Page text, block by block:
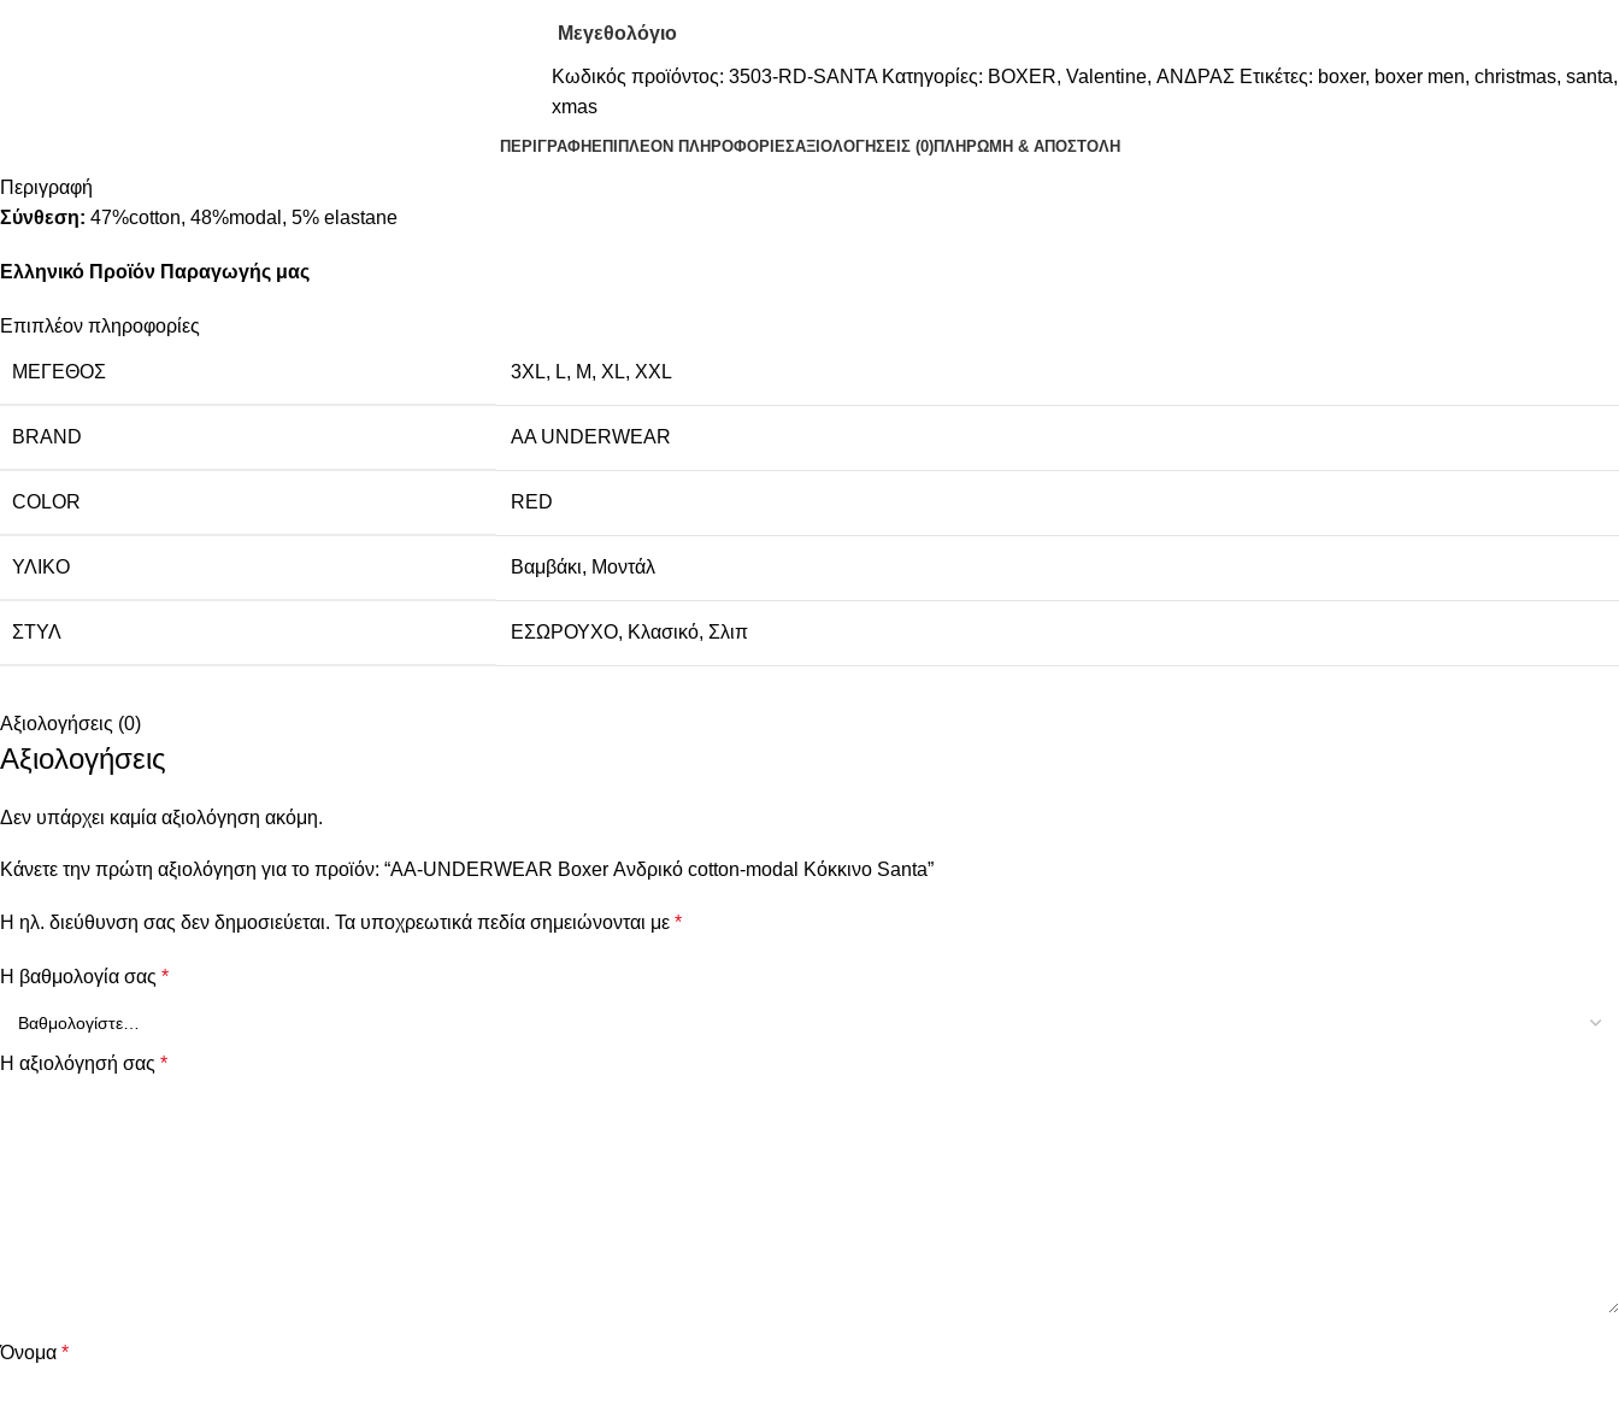
Μεγεθολόγιο
Κωδικός προϊόντος: 3503-RD-SANTA Κατηγορίες: BOXER, Valentine, ΑΝΔΡΑΣ Ετικέτες: boxer, boxer men, christmas, santa,
xmas
ΠΕΡΙΓΡΑΦΉ ΕΠΙΠΛΈΟΝ ΠΛΗΡΟΦΟΡΊΕΣΑΞΙΟΛΟΓΉΣΕΙΣ (0)ΠΛΗΡΩΜΗ & ΑΠΟΣΤΟΛΗ
Περιγραφή
Σύνθεση: 47%cotton, 48%modal, 5% elastane
Ελληνικό Προϊόν Παραγωγής μας
Επιπλέον πληροφορίες
ΜΈΓΕΘΟΣ 3XL, L, M, XL, XXL
BRAND AA UNDERWEAR
COLOR RED
ΥΛΙΚΌ Βαμβάκι, Μοντάλ
ΣΤΥΛ ΕΣΩΡΟΥΧΟ, Κλασικό, Σλιπ
Αξιολογήσεις (0)
Αξιολογήσεις
Δεν υπάρχει καμία αξιολόγηση ακόμη.
Κάνετε την πρώτη αξιολόγηση για το προϊόν: “AA-UNDERWEAR Boxer Ανδρικό cotton-modal Κόκκινο Santa”
Η ηλ. διεύθυνση σας δεν δημοσιεύεται. Τα υποχρεωτικά πεδία σημειώνονται με *
Η βαθμολογία σας *
Η αξιολόγησή σας *
Όνομα *